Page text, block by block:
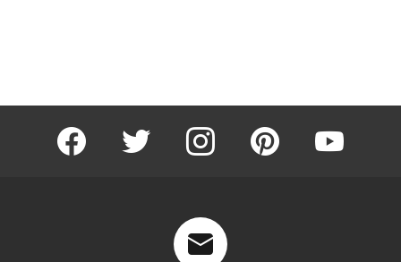
facebook twitter instagram pinterest